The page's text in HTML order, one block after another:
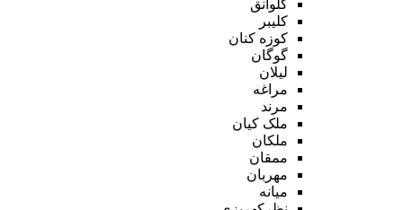
کلوانق
کلیبر
کوزه کنان
گوگان
لیلان
مراغه
مرند
ملک کیان
ملکان
ممقان
مهربان
میانه